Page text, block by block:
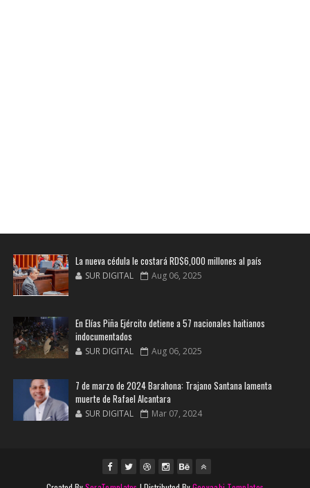
La nueva cédula le costará RD$6,000 millones al país
SUR DIGITAL Aug 06, 2025
En Elías Piña Ejército detiene a 57 nacionales haitianos
indocumentados
SUR DIGITAL Aug 06, 2025
7 de marzo de 2024 Barahona: Trajano Santana lamenta
muerte de Rafael Alcantara
SUR DIGITAL Mar 07, 2024